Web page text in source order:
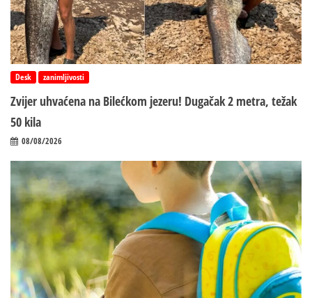
Desk zanimljivosti
Zvijer uhvaćena na Bilećkom jezeru! Dugačak 2 metra, težak
50 kila
08/08/2026